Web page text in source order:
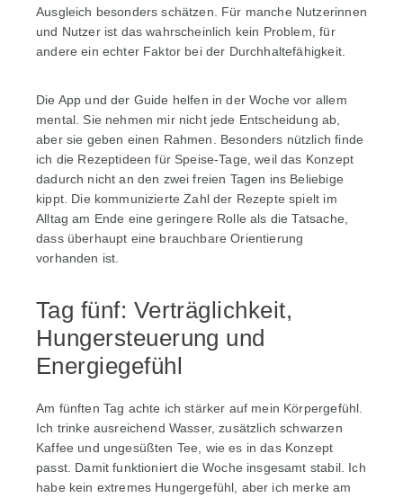
Ausgleich besonders schätzen. Für manche Nutzerinnen
und Nutzer ist das wahrscheinlich kein Problem, für
andere ein echter Faktor bei der Durchhaltefähigkeit.
Die App und der Guide helfen in der Woche vor allem
mental. Sie nehmen mir nicht jede Entscheidung ab,
aber sie geben einen Rahmen. Besonders nützlich finde
ich die Rezeptideen für Speise-Tage, weil das Konzept
dadurch nicht an den zwei freien Tagen ins Beliebige
kippt. Die kommunizierte Zahl der Rezepte spielt im
Alltag am Ende eine geringere Rolle als die Tatsache,
dass überhaupt eine brauchbare Orientierung
vorhanden ist.
Tag fünf: Verträglichkeit,
Hungersteuerung und
Energiegefühl
Am fünften Tag achte ich stärker auf mein Körpergefühl.
Ich trinke ausreichend Wasser, zusätzlich schwarzen
Kaffee und ungesüßten Tee, wie es in das Konzept
passt. Damit funktioniert die Woche insgesamt stabil. Ich
habe kein extremes Hungergefühl, aber ich merke am